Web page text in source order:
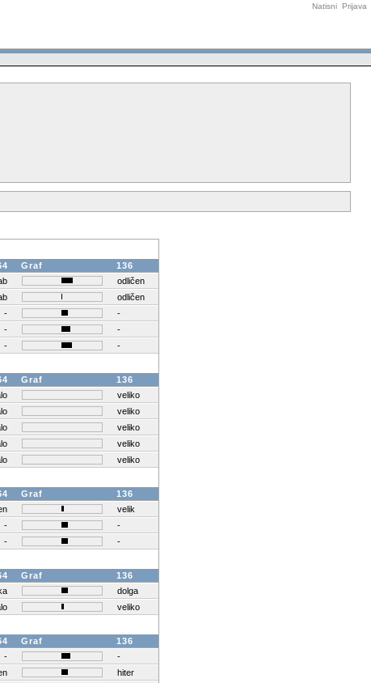
Natisni Prijava
Graf
136
odličen
odličen
-
-
-
-
- -
Graf
136
veliko
veliko
veliko
veliko
veliko
Graf
136
velik
-
-
- -
Graf
136
dolga
veliko
Graf
136
-
-
hiter